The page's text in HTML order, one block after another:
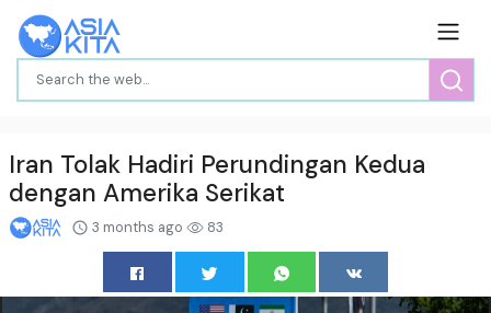
Iran Tolak Hadiri Perundingan Kedua
dengan Amerika Serikat
3 months ago 83